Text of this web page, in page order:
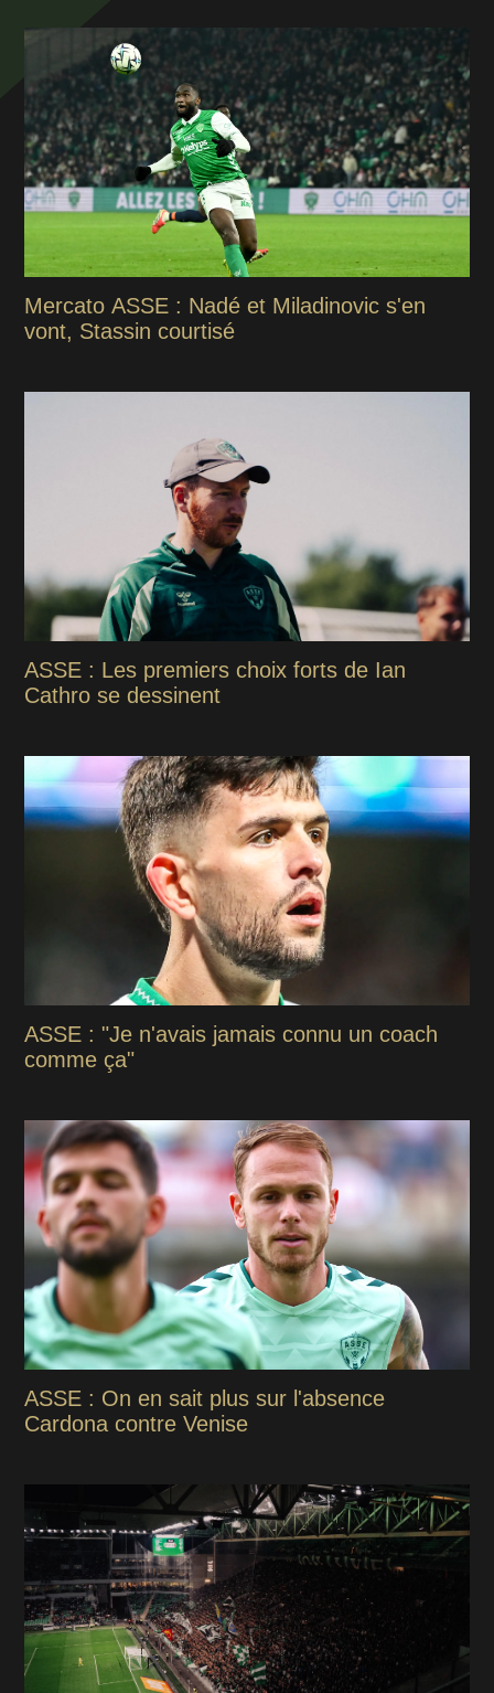
Mercato ASSE : Nadé et Miladinovic s'en
vont, Stassin courtisé
ASSE : Les premiers choix forts de Ian
Cathro se dessinent
ASSE : "Je n'avais jamais connu un coach
comme ça"
ASSE : On en sait plus sur l'absence
Cardona contre Venise